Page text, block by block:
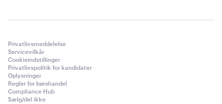
Privatlivsmeddelelse
Servicevilkår
Cookieindstillinger
Privatlivspolitik for kandidater
Oplysninger
Regler for børshandel
Compliance Hub
Sælg/del ikke